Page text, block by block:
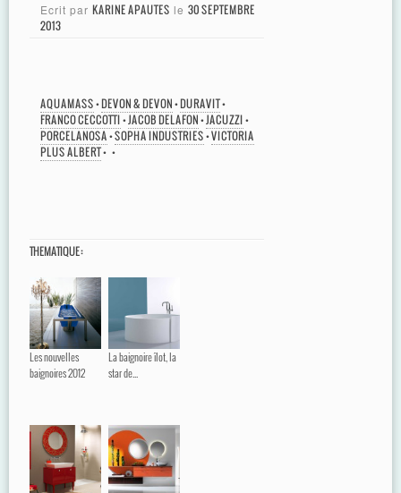
Ecrit par KARINE APAUTES le 30 SEPTEMBRE
2013
AQUAMASS•DEVON & DEVON•DURAVIT•
FRANCO CECCOTTI•JACOB DELAFON•JACUZZI•
PORCELANOSA•SOPHA INDUSTRIES•VICTORIA
PLUS ALBERT• •
THEMATIQUE :
Les nouvelles
baignoires 2012
La baignoire îlot, la
star de...